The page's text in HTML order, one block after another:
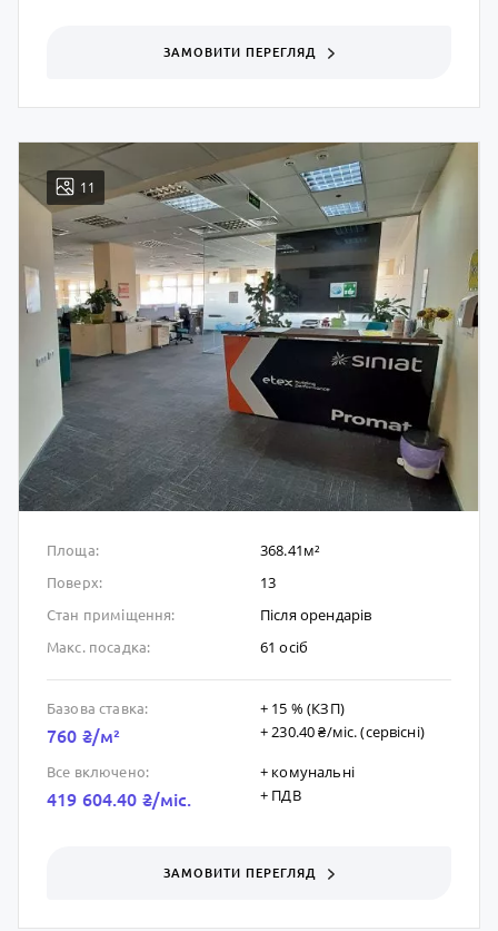
ЗАМОВИТИ ПЕРЕГЛЯД
11
Площа: 368.41м²
Поверх: 13
Стан приміщення: Після орендарів
Макс. посадка: 61 осіб
Базова ставка:
760 ₴/м²
+ 15 % (КЗП)
+ 230.40 ₴/мic. (сервісні)
Все включено:
419 604.40 ₴/мic.
+ комунальні
+ ПДВ
ЗАМОВИТИ ПЕРЕГЛЯД